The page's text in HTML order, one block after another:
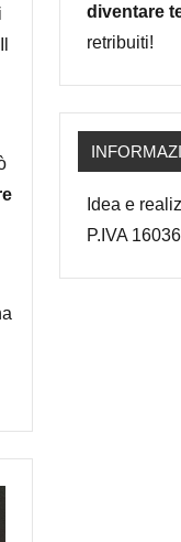
diventare
retribuiti!
Idea e
P.IVA